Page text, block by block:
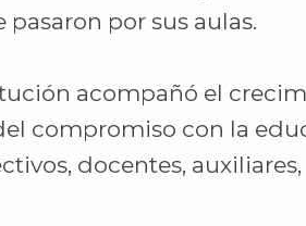
por sus aulas.
acompañó el
compromiso con la
docentes, auxiliares,